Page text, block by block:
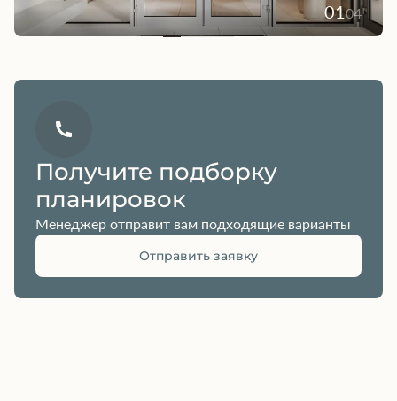
0104
Получите подборку
планировок
Менеджер отправит вам подходящие варианты
Отправить заявку